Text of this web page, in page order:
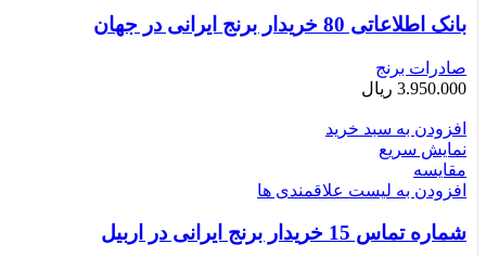
بانک اطلاعاتی 80 خریدار برنج ایرانی در جهان
صادرات برنج
3.950.000 ریال
افزودن به سبد خرید
نمایش سریع
مقایسه
افزودن به لیست علاقمندی ها
شماره تماس 15 خریدار برنج ایرانی در اربیل